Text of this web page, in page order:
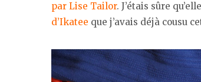
par Lise Tailor. J’étais sûre
d’Ikatee que j’avais déjà cousu